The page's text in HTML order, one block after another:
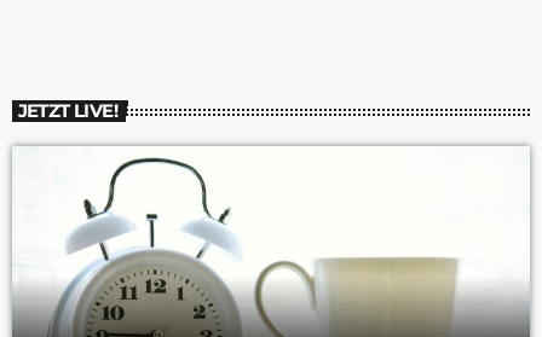
JETZT LIVE!